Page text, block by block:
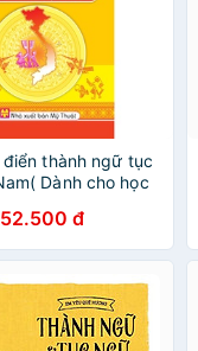
điển thành ngữ tục
Dành cho học
52.500 đ